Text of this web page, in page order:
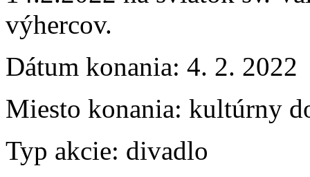
výhercov.
Dátum konania: 4. 2. 2022
Miesto konania: kultúrny
Typ akcie: divadlo